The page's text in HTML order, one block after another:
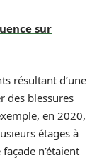
sur
résultant d’une
des blessures
en 2020,
étages à
n’étaient